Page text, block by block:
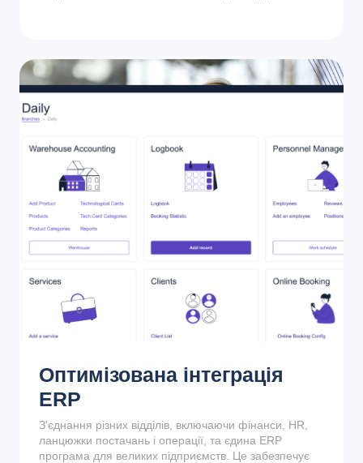
Оптимізована інтеграція
ERP
З'єднання різних відділів, включаючи фінанси, HR,
ланцюжки постачань і операції, та єдина ERP
програма для великих підприємств. Це забезпечує